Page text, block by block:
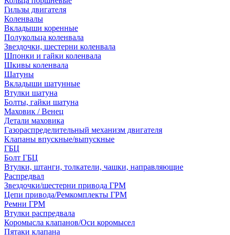
Гильзы двигателя
Коленвалы
Вкладыши коренные
Полукольца коленвала
Звездочки, шестерни коленвала
Шпонки и гайки коленвала
Шкивы коленвала
Шатуны
Вкладыши шатунные
Втулки шатуна
Болты, гайки шатуна
Маховик / Венец
Детали маховика
Газораспределительный механизм двигателя
Клапаны впускные/выпускные
ГБЦ
Болт ГБЦ
Втулки, штанги, толкатели, чашки, направляющие
Распредвал
Звездочки/шестерни привода ГРМ
Цепи привода/Ремкомплекты ГРМ
Ремни ГРМ
Втулки распредвала
Коромысла клапанов/Оси коромысел
Пятаки клапана